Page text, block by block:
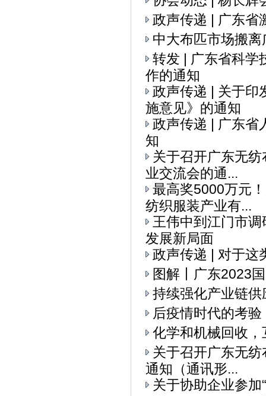
政声传递 | 广东省
中大布匹市场搬
转发 | 广东省科学
作的通知
政声传递 | 关于印
施意见》的通知
政声传递 | 广东省
知
关于召开广东无纺
业交流会的通...
最高奖5000万元
纺织服装产业有...
王伟中到江门市
发展新局面
政声传递 | 对于
图解丨广东2023
持续强化产业链
后疫情时代的考验
化学和机械回收
关于召开广东无
通知（通讯形...
关于协助企业参加